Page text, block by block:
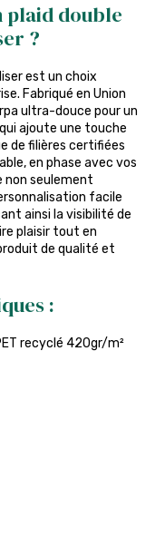
plaid double
?
est un choix
Fabriqué en Union
ultra-douce pour un
ajoute une touche
de filières certifiées
en phase avec vos
non seulement
facile
ainsi la visibilité de
plaisir tout en
de qualité et
:
recyclé 420gr/m²